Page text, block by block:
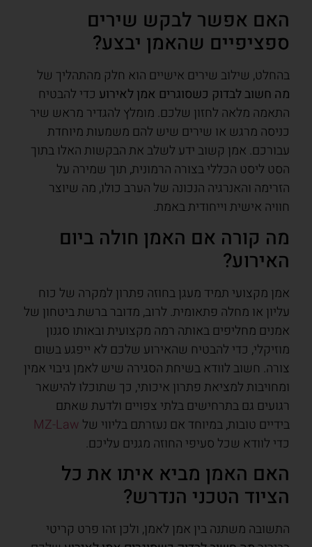
האם אפשר לבקש שירים
ספציפיים שהאמן יבצע?
בהחלט, שילוב שירים אישיים הוא חלק מהתהליך של
מה חשוב לבדוק כשסוגרים אמן לאירוע כדי להבטיח
התאמה מלאה לחזון שלכם. מומלץ להגדיר מראש שיר
כניסה מרגש או שירים שיש להם משמעות מיוחדת
עבורכם. אמן קשוב ידע לשלב את הבקשות האלו בתוך
הסט ליסט הכללי בצורה הרמונית, תוך שמירה על
הזרימה והאנרגיה הנכונה של הערב כולו, מה שיוצר
חוויה אישית וייחודית באמת.
מה קורה אם האמן חולה ביום
האירוע?
אמן מקצועי תמיד מעגן בחוזה פתרון למקרה של כוח
עליון או מחלה פתאומית. לרוב, מדובר ברשת ביטחון של
אמנים מחליפים באותה רמה מקצועית ובאותו סגנון
מוזיקלי, כדי להבטיח שהאירוע שלכם לא ייפגע בשום
צורה. חשוב לוודא בשיחת הסגירה שיש לאמן גיבוי אמין
ומחויבות למציאת פתרון איכותי, כך שתוכלו להישאר
רגועים גם בתרחישים בלתי צפויים ולדעת שאתם
בידיים טובות, במיוחד אם נעזרתם בליווי של MZ-Law
כדי לוודא שכל סעיפי החוזה מגנים עליכם.
האם האמן מביא איתו את כל
הציוד הטכני הנדרש?
התשובה משתנה בין אמן לאמן, ולכן זהו פרט קריטי